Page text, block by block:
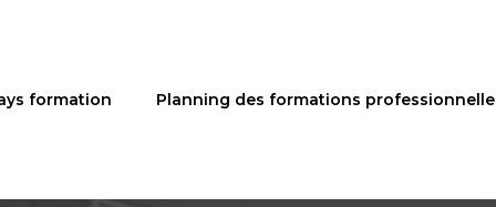
formation Planning des formations